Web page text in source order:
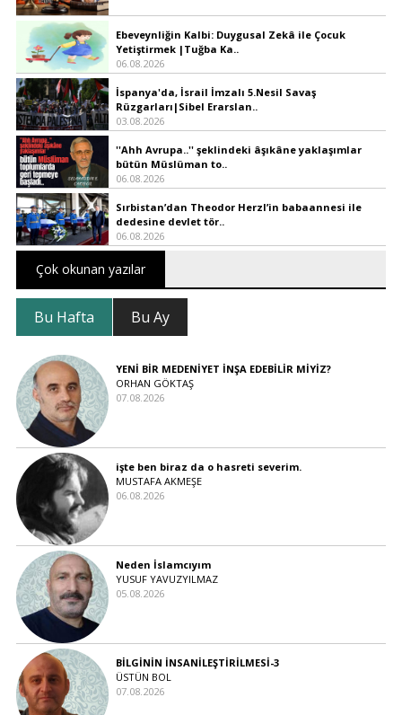
Ebeveynliğin Kalbi: Duygusal Zekâ ile Çocuk
Yetiştirmek |Tuğba Ka..
06.08.2026
İspanya'da, İsrail İmzalı 5.Nesil Savaş
Rüzgarları|Sibel Erarslan..
03.08.2026
''Ahh Avrupa..'' şeklindeki âşıkâne yaklaşımlar
bütün Müslüman to..
06.08.2026
Sırbistan’dan Theodor Herzl’in babaannesi ile
dedesine devlet tör..
06.08.2026
Çok okunan yazılar
Bu Hafta Bu Ay
YENİ BİR MEDENİYET İNŞA EDEBİLİR MİYİZ?
ORHAN GÖKTAŞ
07.08.2026
işte ben biraz da o hasreti severim.
MUSTAFA AKMEŞE
06.08.2026
Neden İslamcıyım
YUSUF YAVUZYILMAZ
05.08.2026
BİLGİNİN İNSANİLEŞTİRİLMESİ-3
ÜSTÜN BOL
07.08.2026